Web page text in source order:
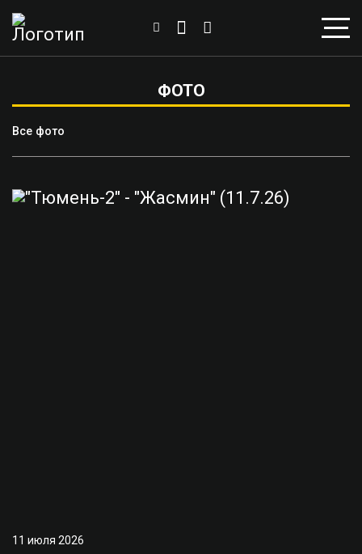
ФОТО
Все фото
11 июля 2026